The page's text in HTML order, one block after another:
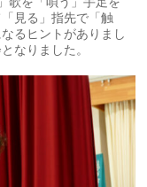
見る」指先で「触
るヒントがありまし
なりました。